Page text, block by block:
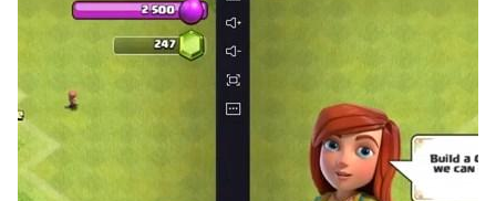
- มหกรรมส่วนผสมสกิล AOE
- EXP มากมายที่จะช่วยให้ท่านเพิ่มเลเวลแบบพุ่งกระฉูด
ใช้เวทมนตร์สร้างผู้กล้าของท่านเอง
แสดงภูมิปัญญาและเอาชนะเพื่อนของท่าน! ใช้กลยุทธ์ในการ
สร้างตัวละครของท่านจากศูนย์
- ปรับแต่งตั้งแต่หัวถึงเท้า